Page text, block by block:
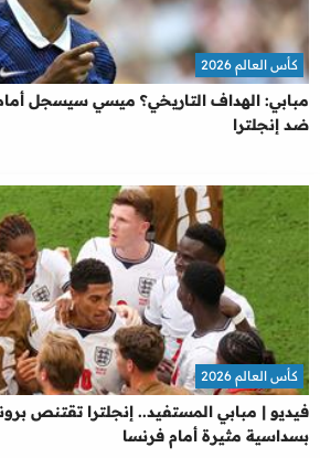
مبابي: الهداف التاريخي؟ ميسي سيسجل
ضد إنجلترا
كأس العالم 2026
فيديو | مبابي المستفيد.. إنجلترا تقتنص
بسداسية مثيرة أمام فرنسا
كأس العالم 2026